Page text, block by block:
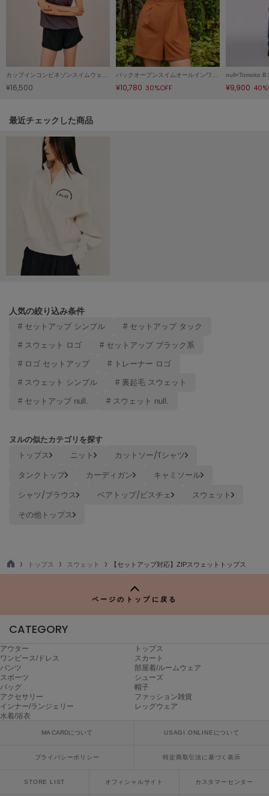
LILY BROWN
リリーブラウン
LILY BROWN Lingerie
リリーブラウンランジェリー
LITTLE UNION TOKYO
リトルユニオン トウキョウ
made of Organics
メイドオブオーガニクス
MICHU COQUETTE
ミチュ コケット
Mila Owen
ミラオーウェン
モワージュ
MUCHA
ミュシャ
NEW Balance
NIKE
ナウンス
Onitsuka Tiger
ORGUE
オルグ
ORR
オル
フィリーチョコレート
カップインコンビネゾンスイムウェア/マシンウォッシャブル
¥16,500
バックオープンスイムオールインワン/マシンウォッシャブル
¥10,780 30%OFF ¥9,900
関連記事
最近チェックした商品
人気の絞り込み条件
# セットアップ シンプル # セットアップ タック
# スウェット ロゴ # セットアップ ブラック系
# ロゴ セットアップ # トレーナー ロゴ
# スウェット シンプル # 裏起毛 スウェット
# セットアップ null. # スウェット null.
ヌルの似たカテゴリを探す
トップス ニット
カットソー/Tシャツ
タンクトップ
カーディガン
キャミソール
シャツ/ブラウス
ベアトップ/ビスチェ
スウェット
その他トップス
TO
トップス スウェット 【セットアップ対応】ZIPスウェットトップス
ページのトップに戻る
CATEGORY
アウター
トップス
ワンピース/ドレス
スカート
パンツ
部屋着/ルームウェア
スポーツ
シューズ
バッグ
帽子
アクセサリー
ファッション雑貨
インナー/ランジェリー
レッグウェア
水着/浴衣
MA CARDについて USAGI ONLINEについて
プライバシーポリシー 特定商取引法に基づく表示
STORE LIST オフィシャルサイト カスタマーセンター